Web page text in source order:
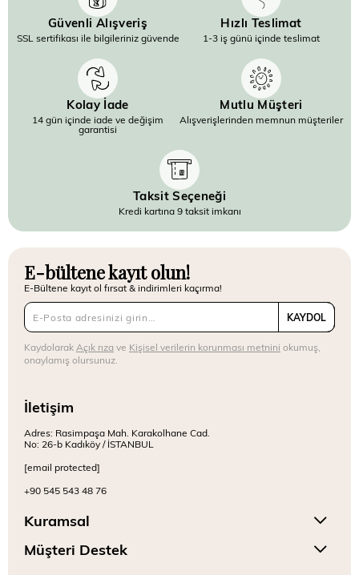
Güvenli Alışveriş
SSL sertifikası ile bilgileriniz güvende
Hızlı Teslimat
1-3 iş günü içinde teslimat
Kolay İade
14 gün içinde iade ve değişim
garantisi
Mutlu Müşteri
Alışverişlerinden memnun müşteriler
Taksit Seçeneği
Kredi kartına 9 taksit imkanı
E-bültene kayıt olun!
E-Bültene kayıt ol fırsat & indirimleri kaçırma!
KAYDOL
Kaydolarak Açık rızave Kişisel verilerin korunması metnini okumuş,
onaylamış olursunuz.
İletişim
Adres: Rasimpaşa Mah. Karakolhane Cad.
No: 26-b Kadıköy / İSTANBUL
[email protected]
+90 545 543 48 76
Kuramsal
Müşteri Destek